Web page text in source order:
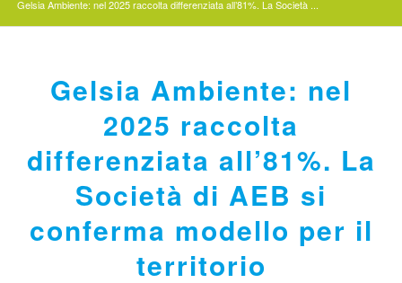
Gelsia Ambiente: nel 2025 raccolta differenziata all’81%. La Società ...
Gelsia Ambiente: nel
2025 raccolta
differenziata all’81%. La
Società di AEB si
conferma modello per il
territorio